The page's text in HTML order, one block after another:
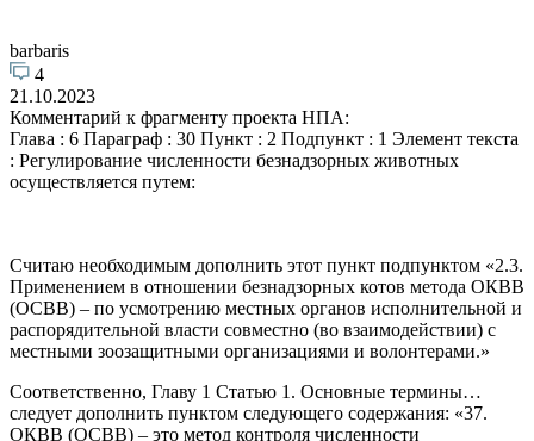
barbaris
4
21.10.2023
Комментарий к фрагменту проекта НПА:
Глава : 6 Параграф : 30 Пункт : 2 Подпункт : 1 Элемент текста
: Регулирование численности безнадзорных животных
осуществляется путем:
Считаю необходимым дополнить этот пункт подпунктом «2.3.
Применением в отношении безнадзорных котов метода ОКВВ
(ОСВВ) – по усмотрению местных органов исполнительной и
распорядительной власти совместно (во взаимодействии) с
местными зоозащитными организациями и волонтерами.»
Соответственно, Главу 1 Статью 1. Основные термины…
следует дополнить пунктом следующего содержания: «37.
ОКВВ (ОСВВ) – это метод контроля численности